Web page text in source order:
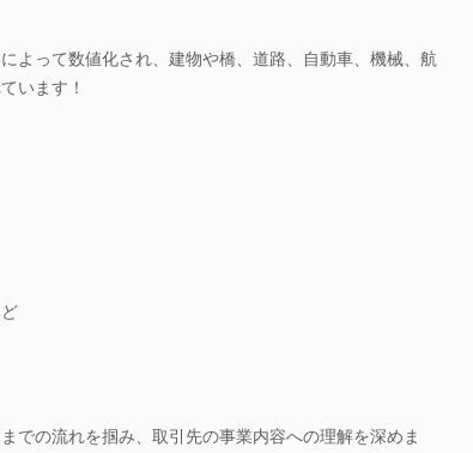
よって数値化され、建物や橋、道路、自動車、機械、航
います！
での流れを掴み、取引先の事業内容への理解を深めま